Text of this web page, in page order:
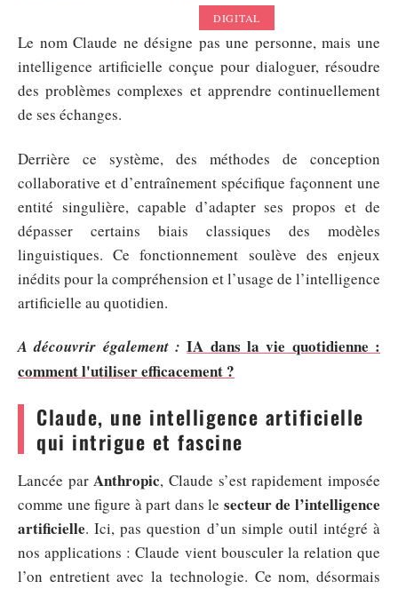
DIGITAL
Le nom Claude ne désigne pas une personne, mais une
intelligence artificielle conçue pour dialoguer, résoudre
des problèmes complexes et apprendre continuellement
de ses échanges.
Derrière ce système, des méthodes de conception
collaborative et d’entraînement spécifique façonnent une
entité singulière, capable d’adapter ses propos et de
dépasser certains biais classiques des modèles
linguistiques. Ce fonctionnement soulève des enjeux
inédits pour la compréhension et l’usage de l’intelligence
artificielle au quotidien.
A découvrir également : IA dans la vie quotidienne :
comment l'utiliser efficacement ?
Claude, une intelligence artificielle
qui intrigue et fascine
Lancée parAnthropic, Claude s’est rapidement imposée
comme une figure à part dans le secteur de l’intelligence
artificielle. Ici, pas question d’un simple outil intégré à
nos applications : Claude vient bousculer la relation que
l’on entretient avec la technologie. Ce nom, désormais